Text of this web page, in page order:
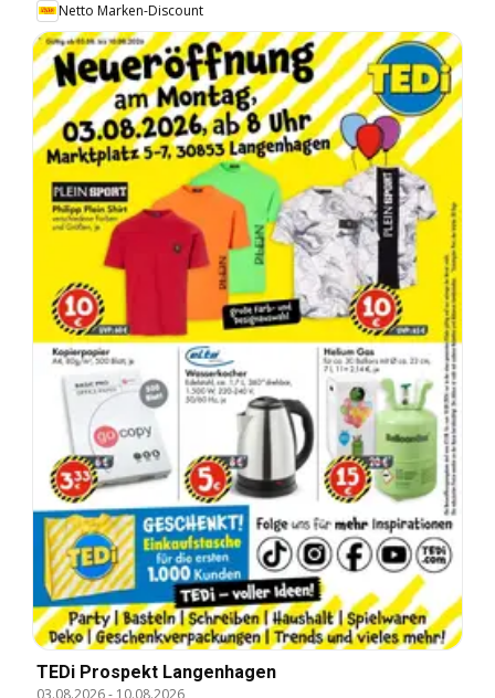
Netto Marken-Discount
TEDi Prospekt Langenhagen
03.08.2026- 10.08.2026